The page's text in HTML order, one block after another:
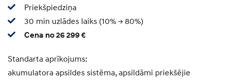
Priekšpiedziņa
30 min uzlādes laiks (10% -> 80%)
Cena no 26 299 €
Standarta aprīkojums:
akumulatora apsildes sistēma, apsildāmi priekšējie